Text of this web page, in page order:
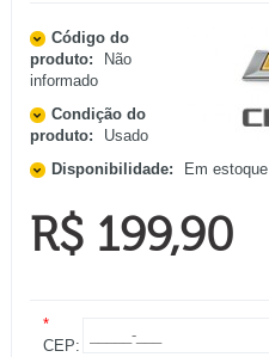
Código do
produto:
Não
informado
Condição do
produto:
Usado
Disponibilidade:
Em estoque
R$ 199,90
*
CEP: